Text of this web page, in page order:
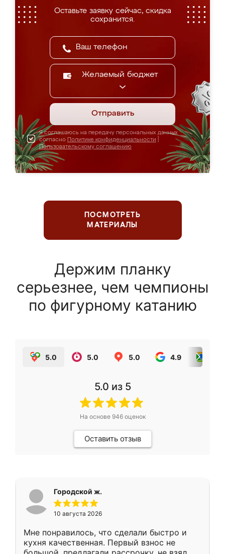
Оставьте заявку сейчас, скидка
сохранится.
Желаемый бюджет
Отправить
Я соглашаюсь на передачу персональных данных
согласно Политике конфиденциальности
Пользовательскому соглашению
ПОСМОТРЕТЬ
МАТЕРИАЛЫ
Держим планку
серьезнее, чем чемпионы
по фигурному катанию
5.0 5.0 5.0 4.9
5.0 из 5
На основе 946оценок
Оставить отзыв
Городской ж.
10 августа 2026
Мне понравилось, что сделали быстро и
кухня качественная. Первый взнос не